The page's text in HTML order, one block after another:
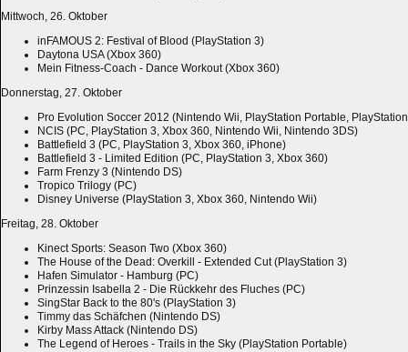
Mittwoch, 26. Oktober
inFAMOUS 2: Festival of Blood (PlayStation 3)
Daytona USA (Xbox 360)
Mein Fitness-Coach - Dance Workout (Xbox 360)
Donnerstag, 27. Oktober
Pro Evolution Soccer 2012 (Nintendo Wii, PlayStation Portable,
NCIS (PC, PlayStation 3, Xbox 360, Nintendo Wii, Nintendo 3DS)
Battlefield 3 (PC, PlayStation 3, Xbox 360, iPhone)
Battlefield 3 - Limited Edition (PC, PlayStation 3, Xbox 360)
Farm Frenzy 3 (Nintendo DS)
Tropico Trilogy (PC)
Disney Universe (PlayStation 3, Xbox 360, Nintendo Wii)
Freitag, 28. Oktober
Kinect Sports: Season Two (Xbox 360)
The House of the Dead: Overkill - Extended Cut (PlayStation 3)
Hafen Simulator - Hamburg (PC)
Prinzessin Isabella 2 - Die Rückkehr des Fluches (PC)
SingStar Back to the 80's (PlayStation 3)
Timmy das Schäfchen (Nintendo DS)
Kirby Mass Attack (Nintendo DS)
The Legend of Heroes - Trails in the Sky (PlayStation Portable)